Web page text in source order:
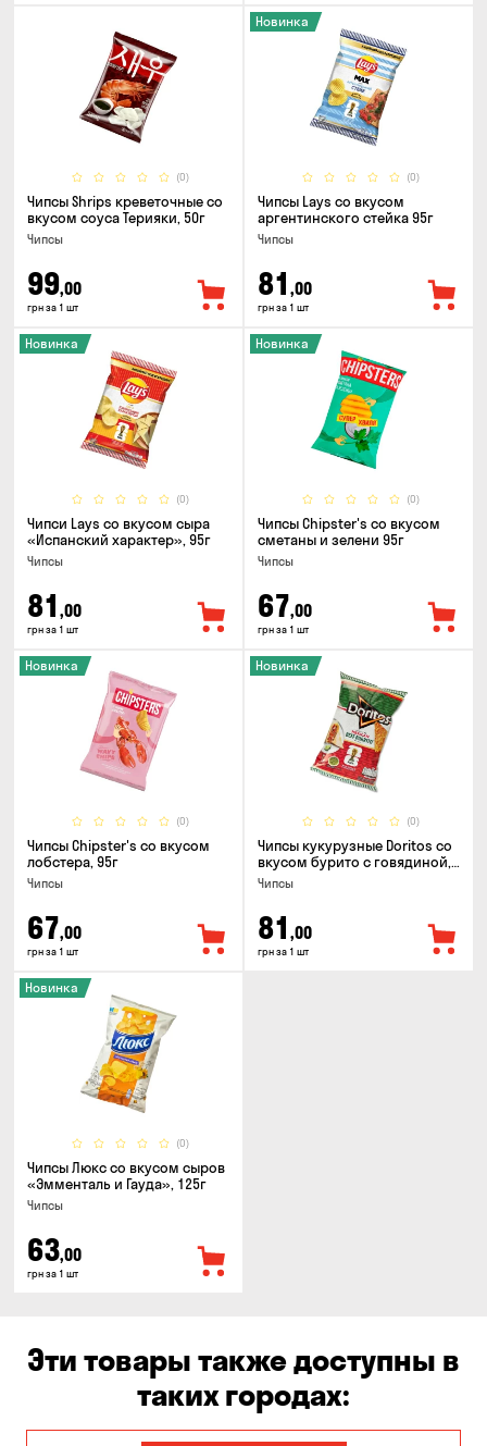
(0)
Чипсы Shrips креветочные со
вкусом соуса Терияки, 50г
Чипсы
99,00
грн за 1 шт
(0)
Новинка
Чипсы Lays со вкусом
аргентинского стейка 95г
Чипсы
81 ,00
грн за 1 шт
(0)
Новинка
Чипси Lays со вкусом сыра
«Испанский характер», 95г
Чипсы
81 ,00
грн за 1 шт
(0)
Новинка
Чипсы Chipster's со вкусом
сметаны и зелени 95г
Чипсы
67,00
грн за 1 шт
(0)
Новинка
Чипсы Chipster's со вкусом
лобстера, 95г
Чипсы
67,00
грн за 1 шт
(0)
Новинка
Чипсы кукурузные Doritos со
вкусом бурито с говядиной,
90г
Чипсы
81 ,00
грн за 1 шт
(0)
Новинка
Чипсы Люкс со вкусом сыров
«Эмменталь и Гауда», 125г
Чипсы
63,00
грн за 1 шт
Эти товары также доступны в
таких городах: